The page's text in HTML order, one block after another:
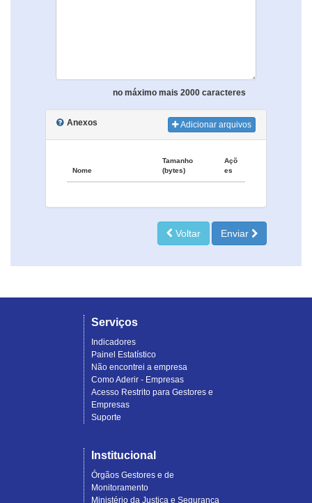
no máximo mais 2000 caracteres
Anexos Adicionar arquivos
Nome
Tamanho
(bytes)
Açõ
es
Voltar Enviar
Serviços
Indicadores
Painel Estatístico
Não encontrei a empresa
Como Aderir - Empresas
Acesso Restrito para Gestores e
Empresas
Suporte
Institucional
Órgãos Gestores e de
Monitoramento
Ministério da Justiça e Segurança